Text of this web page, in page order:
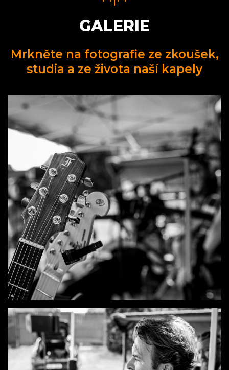
GALERIE
Mrkněte na fotografie ze zkoušek,
studia a ze života naší kapely